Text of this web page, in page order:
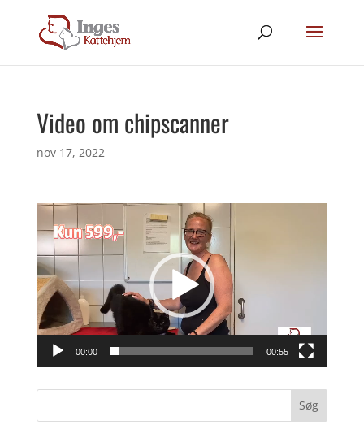
Video om chipscanner
nov 17, 2022
Videoafspiller
00:00 00:55